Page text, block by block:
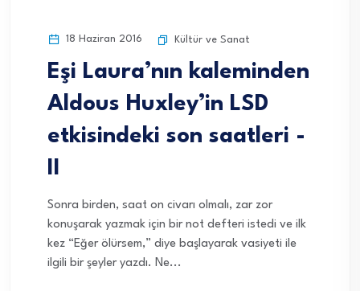
18 Haziran 2016 Kültür ve Sanat
Eşi Laura’nın kaleminden
Aldous Huxley’in LSD
etkisindeki son saatleri -
II
Sonra birden, saat on civarı olmalı, zar zor
konuşarak yazmak için bir not defteri istedi ve ilk
kez “Eğer ölürsem,” diye başlayarak vasiyeti ile
ilgili bir şeyler yazdı. Ne...